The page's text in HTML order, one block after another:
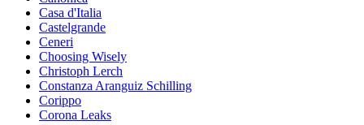
Casa d'Italia
Castelgrande
Ceneri
Choosing Wisely
Christoph Lerch
Constanza Aranguiz Schilling
Corippo
Corona Leaks